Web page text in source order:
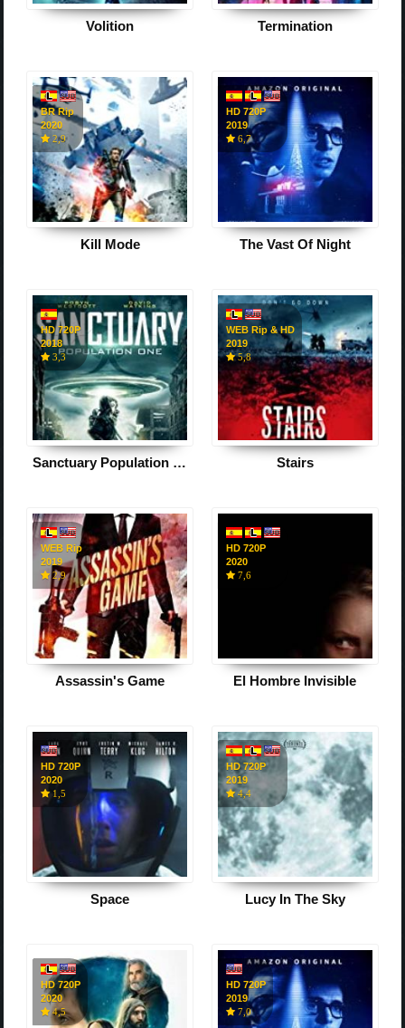
Volition Termination
BR Rip
2020
2,9
Kill Mode
HD 720P
2019
6,7
The Vast Of Night
HD 720P
2018
3,3
Sanctuary Population One
WEB Rip & HD
2019
5,8
Stairs
WEB Rip
2019
2,9
Assassin's Game
HD 720P
2020
7,6
El Hombre Invisible
HD 720P
2020
1,5
Space
HD 720P
2019
4,4
Lucy In The Sky
HD 720P
2020
4,5
HD 720P
2019
7,0